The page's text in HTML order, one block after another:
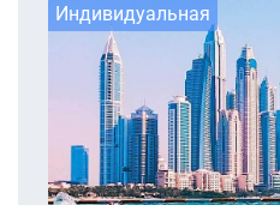
Индивидуальная